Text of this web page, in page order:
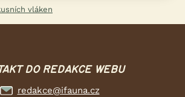
vláken
DO REDAKCE WEBU
redakce@ifauna.cz